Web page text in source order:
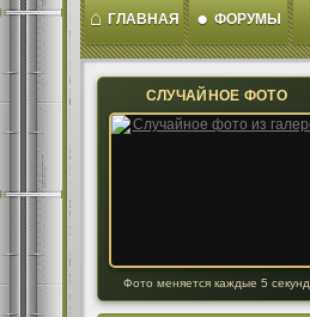
⌂ ГЛАВНАЯ ● ФОРУМЫ
СЛУЧАЙНОЕ ФОТО
Фото меняется каждые 5 секунд